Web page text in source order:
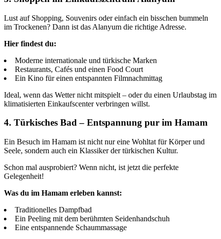
Lust auf Shopping, Souvenirs oder einfach ein bisschen bummeln
im Trockenen? Dann ist das Alanyum die richtige Adresse.
Hier findest du:
Moderne internationale und türkische Marken
Restaurants, Cafés und einen Food Court
Ein Kino für einen entspannten Filmnachmittag
Ideal, wenn das Wetter nicht mitspielt – oder du einen Urlaubstag im
klimatisierten Einkaufscenter verbringen willst.
4. Türkisches Bad – Entspannung pur im Hamam
Ein Besuch im Hamam ist nicht nur eine Wohltat für Körper und
Seele, sondern auch ein Klassiker der türkischen Kultur.
Schon mal ausprobiert? Wenn nicht, ist jetzt die perfekte
Gelegenheit!
Was du im Hamam erleben kannst:
Traditionelles Dampfbad
Ein Peeling mit dem berühmten Seidenhandschuh
Eine entspannende Schaummassage